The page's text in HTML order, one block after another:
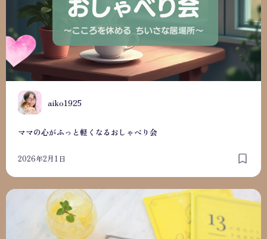
A aiko1925
ママの心がふっと軽くなるおしゃべり会
2026年2月1日
子どもの才能発見手帳について